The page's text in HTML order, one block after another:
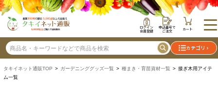
ログイン
会員登録
申込番号で
ご注文 カート
カテゴリ
タキイネット通販TOP > ガーデニンググッズ一覧 > 種まき・育苗資材一覧 > 接ぎ木用アイテ
ム一覧